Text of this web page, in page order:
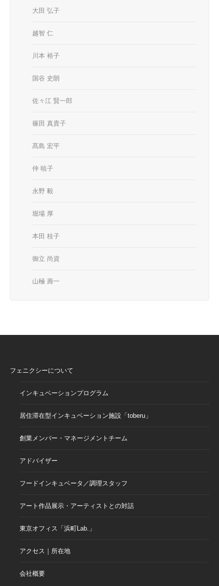
大田 弘子
越智 仁
川本 裕子
国谷 史朗
佐々江 賢一郎
篠田 真貴子
髙島 宏平
仲 暁子
永野 毅
堀場 厚
本田 桂子
御立 尚資
山極 壽一
フェニクシーについて
インキュベーションプログラム
居住滞在型インキュベーション施設「toberu」
創業メンバー・マネージメントチーム
アドバイザー
フードインキュベータ／調理スタッフ
アート作品展示・アーティストとの対話
東京オフィス「浜町Lab.」
アクセス｜所在地
会社概要